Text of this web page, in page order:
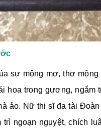
sự mộng mơ, thơ
hoa trong gương,
ảo. Nữ thi sĩ đa tài
trì ngoạn nguyệt, chích